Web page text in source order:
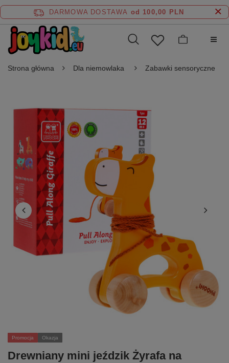
DARMOWA DOSTAWA od 100,00 PLN
Strona główna Dla niemowlaka Zabawki sensoryczne
Promocja Okazja
Drewniany mini jeździk Żyrafa na